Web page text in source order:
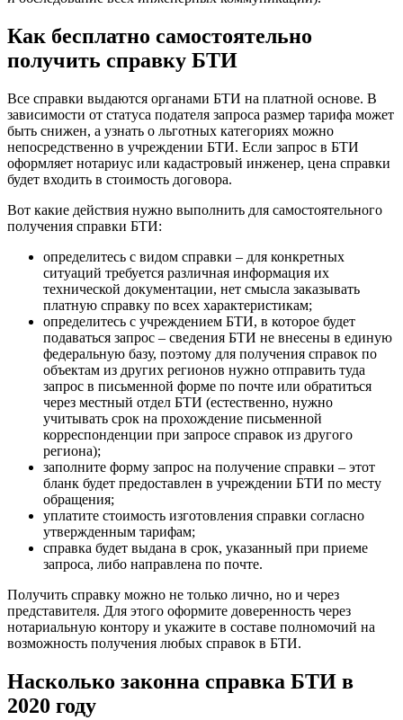
Как бесплатно самостоятельно
получить справку БТИ
Все справки выдаются органами БТИ на платной основе. В
зависимости от статуса подателя запроса размер тарифа может
быть снижен, а узнать о льготных категориях можно
непосредственно в учреждении БТИ. Если запрос в БТИ
оформляет нотариус или кадастровый инженер, цена справки
будет входить в стоимость договора.
Вот какие действия нужно выполнить для самостоятельного
получения справки БТИ:
определитесь с видом справки – для конкретных
ситуаций требуется различная информация их
технической документации, нет смысла заказывать
платную справку по всех характеристикам;
определитесь с учреждением БТИ, в которое будет
подаваться запрос – сведения БТИ не внесены в единую
федеральную базу, поэтому для получения справок по
объектам из других регионов нужно отправить туда
запрос в письменной форме по почте или обратиться
через местный отдел БТИ (естественно, нужно
учитывать срок на прохождение письменной
корреспонденции при запросе справок из другого
региона);
заполните форму запрос на получение справки – этот
бланк будет предоставлен в учреждении БТИ по месту
обращения;
уплатите стоимость изготовления справки согласно
утвержденным тарифам;
справка будет выдана в срок, указанный при приеме
запроса, либо направлена по почте.
Получить справку можно не только лично, но и через
представителя. Для этого оформите доверенность через
нотариальную контору и укажите в составе полномочий на
возможность получения любых справок в БТИ.
Насколько законна справка БТИ в
2020 году